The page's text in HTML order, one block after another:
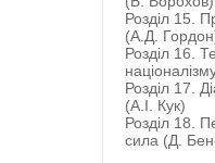
Розділ 15.
(А.Д.
Розділ 16.
Розділ 17.
(А.І. Кук)
Розділ 18.
сила (Д.